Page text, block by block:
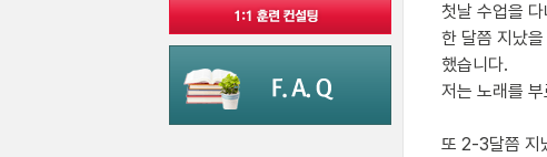
첫날 수업을
한 달쯤 지났
했습니다.
저는 노래를
또 2-3달쯤 지